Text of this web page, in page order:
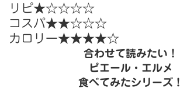
リピ★☆☆☆☆
コスパ★★☆☆☆
カロリー★★★★☆
合わせて読みたい！
ピエール・エルメ
食べてみたシリーズ！